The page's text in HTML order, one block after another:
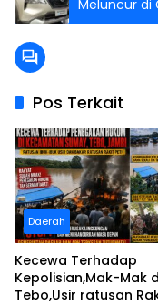
Meluncur di
Tanpa Ribet
Pos Terkait
Daerah
Kecewa Terhadap
Kepolisian,Mak-Mak
Tebo,Usir ratusan